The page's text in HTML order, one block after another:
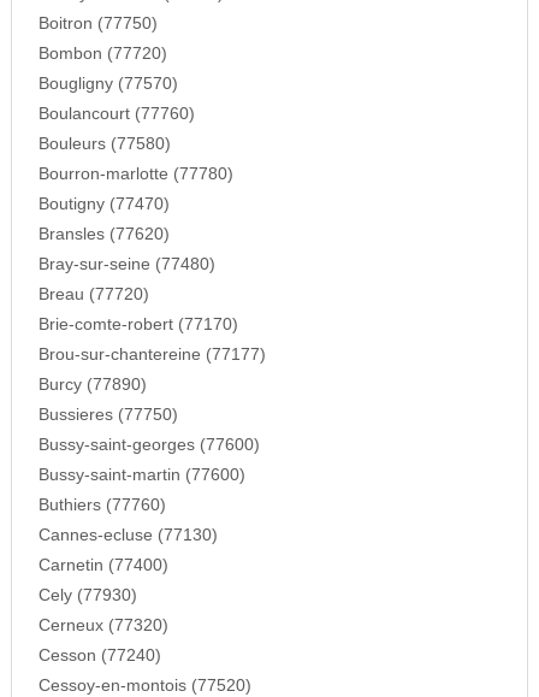
Boitron (77750)
Bombon (77720)
Bougligny (77570)
Boulancourt (77760)
Bouleurs (77580)
Bourron-marlotte (77780)
Boutigny (77470)
Bransles (77620)
Bray-sur-seine (77480)
Breau (77720)
Brie-comte-robert (77170)
Brou-sur-chantereine (77177)
Burcy (77890)
Bussieres (77750)
Bussy-saint-georges (77600)
Bussy-saint-martin (77600)
Buthiers (77760)
Cannes-ecluse (77130)
Carnetin (77400)
Cely (77930)
Cerneux (77320)
Cesson (77240)
Cessoy-en-montois (77520)